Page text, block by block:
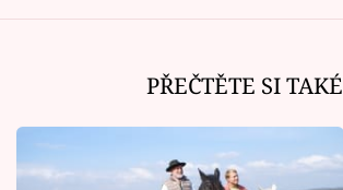
PŘEČTĚTE SI TAKÉ